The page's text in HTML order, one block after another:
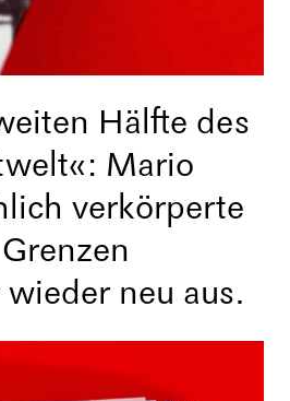
Hälfte des
Mario
verkörperte
neu aus.